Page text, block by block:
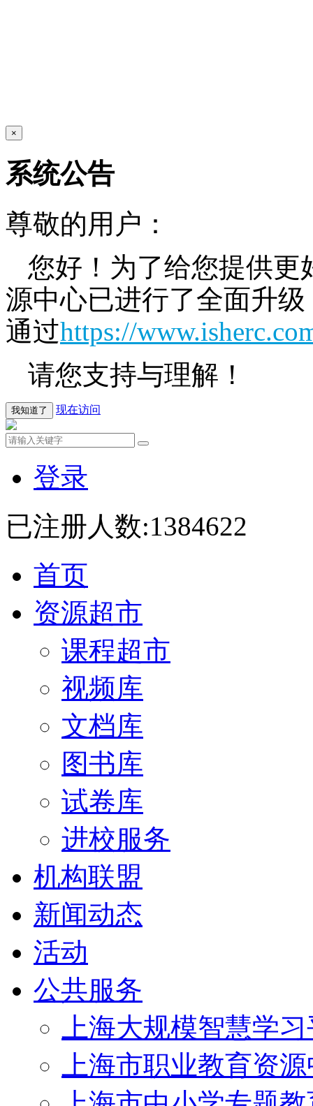
×
系统公告
尊敬的用户：
您好！为了给您提供更
源中心已进行了全面升
通过https://
请您支持与理解！
我知道了 现在访问
登录
已注册人数:1384622
首页
资源超市
课程超市
视频库
文档库
图书库
试卷库
进校服务
机构联盟
新闻动态
活动
公共服务
上海大规模智慧学
上海市职业教育资